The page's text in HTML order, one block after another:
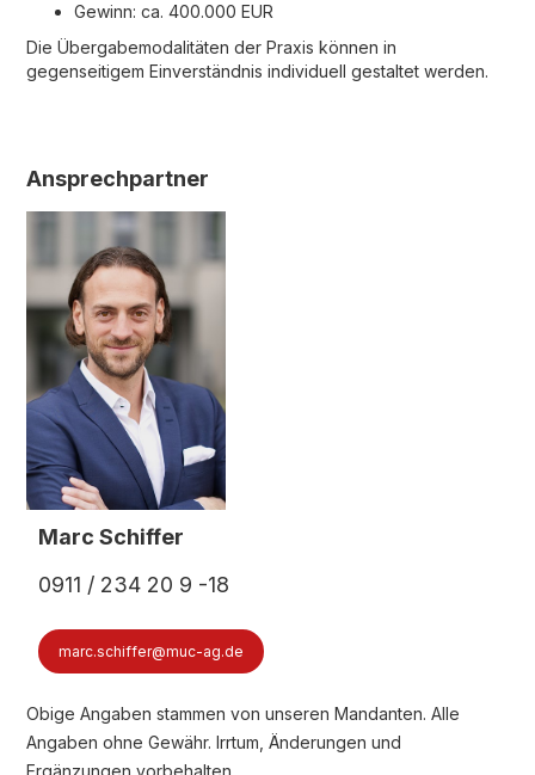
Gewinn: ca. 400.000 EUR
Die Übergabemodalitäten der Praxis können in
gegenseitigem Einverständnis individuell gestaltet werden.
Ansprechpartner
Marc Schiffer
0911 / 234 20 9 -18
marc.schiffer@muc-ag.de
Obige Angaben stammen von unseren Mandanten. Alle
Angaben ohne Gewähr. Irrtum, Änderungen und